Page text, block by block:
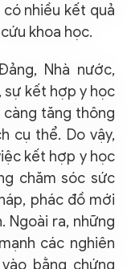
nhiều kết quả
khoa học.
Nhà nước,
sự kết hợp y học
tăng thông
cụ thể. Do vậy,
kết hợp y học
chăm sóc sức
phác đồ mới
Ngoài ra, những
các nghiên
bằng chứng